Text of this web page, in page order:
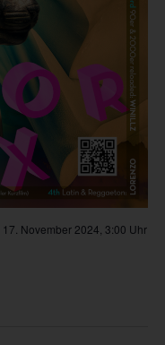
17. November 2024, 3:00 Uhr